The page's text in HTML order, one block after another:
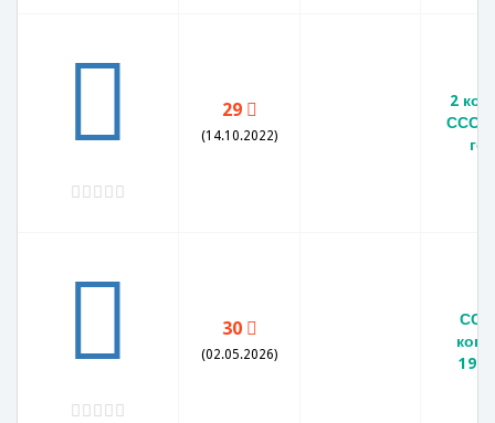
29
(14.10.2022)
2
СССР
30
(02.05.2026)